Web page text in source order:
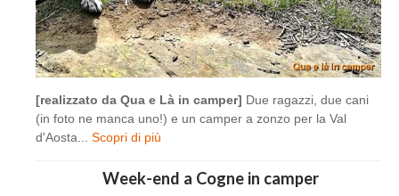
[realizzato da Qua e Là in camper] Due ragazzi, due cani
(in foto ne manca uno!) e un camper a zonzo per la Val
d'Aosta... Scopri di più
Week-end a Cogne in camper